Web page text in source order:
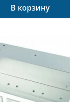
В корзину